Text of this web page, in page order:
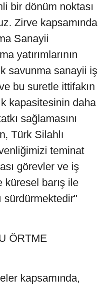
bir dönüm noktası
Zirve kapsamında
Sanayii
yatırımlarının
savunma sanayii iş
bu suretle ittifakın
kapasitesinin daha
sağlamasını
Türk Silahlı
teminat
görevler ve iş
barış ile
sürdürmektedir"
ÖRTME
kapsamında,